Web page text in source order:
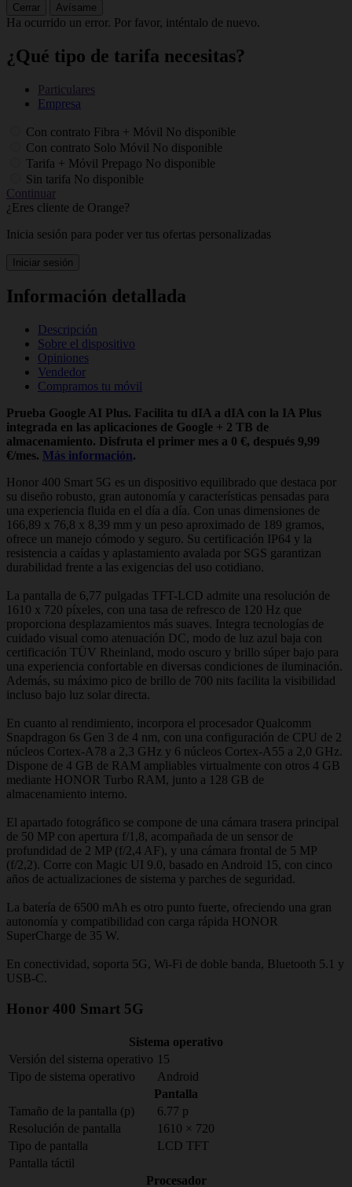
Cerrar Avísame
Ha ocurrido un error. Por favor, inténtalo de nuevo.
¿Qué tipo de tarifa necesitas?
Particulares
Empresa
Con contrato Fibra + Móvil No disponible
Con contrato Solo Móvil No disponible
Tarifa + Móvil Prepago No disponible
Sin tarifa No disponible
Continuar
¿Eres cliente de Orange?
Inicia sesión para poder ver tus ofertas personalizadas
Iniciar sesión
Información detallada
Descripción
Sobre el dispositivo
Opiniones
Vendedor
Compramos tu móvil
Prueba Google AI Plus. Facilita tu dIA a dIA con la IA Plus
integrada en las aplicaciones de Google + 2 TB de
almacenamiento. Disfruta el primer mes a 0 €, después 9,99
€/mes. Más información.
Honor 400 Smart 5G es un dispositivo equilibrado que destaca por
su diseño robusto, gran autonomía y características pensadas para
una experiencia fluida en el día a día. Con unas dimensiones de
166,89 x 76,8 x 8,39 mm y un peso aproximado de 189 gramos,
ofrece un manejo cómodo y seguro. Su certificación IP64 y la
resistencia a caídas y aplastamiento avalada por SGS garantizan
durabilidad frente a las exigencias del uso cotidiano.
La pantalla de 6,77 pulgadas TFT-LCD admite una resolución de
1610 x 720 píxeles, con una tasa de refresco de 120 Hz que
proporciona desplazamientos más suaves. Integra tecnologías de
cuidado visual como atenuación DC, modo de luz azul baja con
certificación TÜV Rheinland, modo oscuro y brillo súper bajo para
una experiencia confortable en diversas condiciones de iluminación.
Además, su máximo pico de brillo de 700 nits facilita la visibilidad
incluso bajo luz solar directa.
En cuanto al rendimiento, incorpora el procesador Qualcomm
Snapdragon 6s Gen 3 de 4 nm, con una configuración de CPU de 2
núcleos Cortex-A78 a 2,3 GHz y 6 núcleos Cortex-A55 a 2,0 GHz.
Dispone de 4 GB de RAM ampliables virtualmente con otros 4 GB
mediante HONOR Turbo RAM, junto a 128 GB de
almacenamiento interno.
El apartado fotográfico se compone de una cámara trasera principal
de 50 MP con apertura f/1,8, acompañada de un sensor de
profundidad de 2 MP (f/2,4 AF), y una cámara frontal de 5 MP
(f/2,2). Corre con Magic UI 9.0, basado en Android 15, con cinco
años de actualizaciones de sistema y parches de seguridad.
La batería de 6500 mAh es otro punto fuerte, ofreciendo una gran
autonomía y compatibilidad con carga rápida HONOR
SuperCharge de 35 W.
En conectividad, soporta 5G, Wi-Fi de doble banda, Bluetooth 5.1 y
USB-C.
Honor 400 Smart 5G
Sistema operativo
Versión del sistema operativo 15
Tipo de sistema operativo
Android
Pantalla
Tamaño de la pantalla (p)
6.77 p
Resolución de pantalla
1610 × 720
Tipo de pantalla
LCD TFT
Pantalla táctil
Procesador